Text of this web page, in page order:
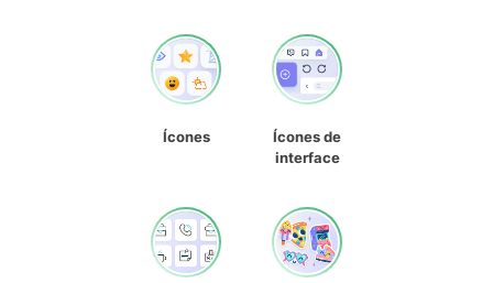
Ícones
Ícones de
interface